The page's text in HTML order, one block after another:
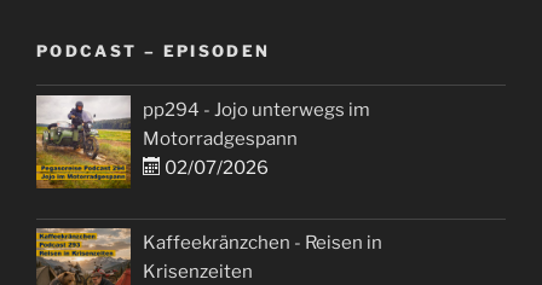
PODCAST – EPISODEN
pp294 - Jojo unterwegs im
Motorradgespann
02/07/2026
Kaffeekränzchen - Reisen in
Krisenzeiten